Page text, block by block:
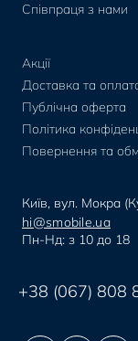
Співпраця з нами
Акції
Доставка та
Публічна оферта
Політика
Повернення та
Київ, вул. Мокра
hi@smobile.ua
Пн-Нд: з 10 до 18
+38 (067) 808